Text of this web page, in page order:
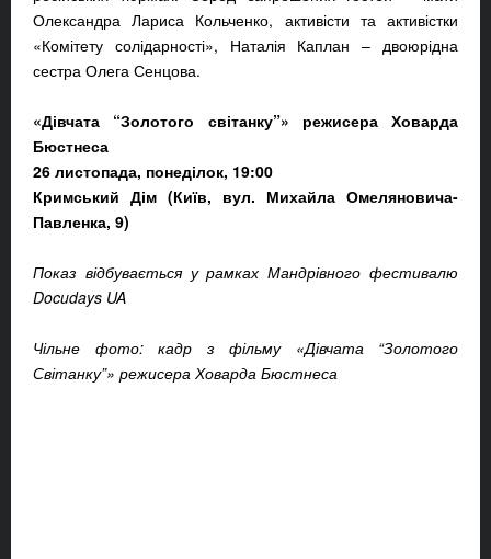
Олександра Лариса Кольченко, активісти та активістки
«Комітету солідарності», Наталія Каплан – двоюрідна
сестра Олега Сенцова.
«Дівчата “Золотого світанку”» режисера Ховарда
Бюстнеса
26 листопада, понеділок, 19:00
Кримський Дім (Київ, вул. Михайла Омеляновича-
Павленка, 9)
Показ відбувається у рамках Мандрівного фестивалю
Docudays UA
Чільне фото: кадр з фільму «Дівчата “Золотого
Світанку”» режисера Ховарда Бюстнеса